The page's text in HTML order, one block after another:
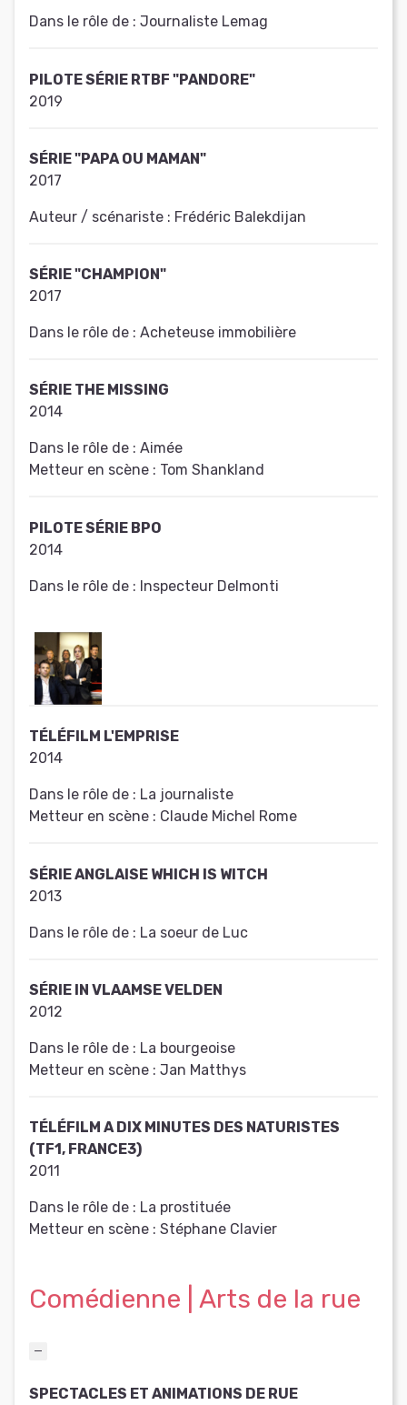
Dans le rôle de : Journaliste Lemag
PILOTE SÉRIE RTBF "PANDORE"
2019
SÉRIE "PAPA OU MAMAN"
2017
Auteur / scénariste : Frédéric Balekdijan
SÉRIE "CHAMPION"
2017
Dans le rôle de : Acheteuse immobilière
SÉRIE THE MISSING
2014
Dans le rôle de : Aimée
Metteur en scène : Tom Shankland
PILOTE SÉRIE BPO
2014
Dans le rôle de : Inspecteur Delmonti
TÉLÉFILM L'EMPRISE
2014
Dans le rôle de : La journaliste
Metteur en scène : Claude Michel Rome
SÉRIE ANGLAISE WHICH IS WITCH
2013
Dans le rôle de : La soeur de Luc
SÉRIE IN VLAAMSE VELDEN
2012
Dans le rôle de : La bourgeoise
Metteur en scène : Jan Matthys
TÉLÉFILM A DIX MINUTES DES NATURISTES
(TF1, FRANCE3)
2011
Dans le rôle de : La prostituée
Metteur en scène : Stéphane Clavier
Comédienne | Arts de la rue
SPECTACLES ET ANIMATIONS DE RUE